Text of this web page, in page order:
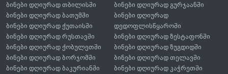
ბინები დღიურად თბილისში
ბინები დღიურად ბათუმში
ბინები დღიურად ქუთაისში
ბინები დღიურად რუსთავში
ბინები დღიურად ქობულეთში
ბინები დღიურად ბორჯომში
ბინები დღიურად ბაკურიანში
ბინები დღიურად გურჯაანში
ბინები დღიურად
დედოფლისწყაროში
ბინები დღიურად ზესტაფონში
ბინები დღიურად ზუგდიდში
ბინები დღიურად თელავში
ბინები დღიურად კაჭრეთში